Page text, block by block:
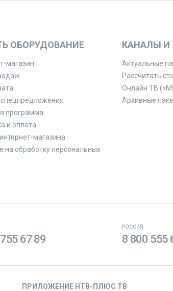
ОБОРУДОВАНИЕ
магазин
программа
и оплата
магазина
на обработку персональных
КАНАЛЫ И
Актуальные
Рассчитать
Онлайн ТВ
Архивные
67 89
РОССИЯ
8 800 555
ПРИЛОЖЕНИЕ НТВ-ПЛЮС ТВ